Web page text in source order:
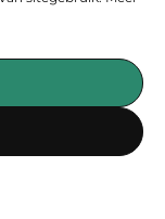
inzichten
praktische tips
op